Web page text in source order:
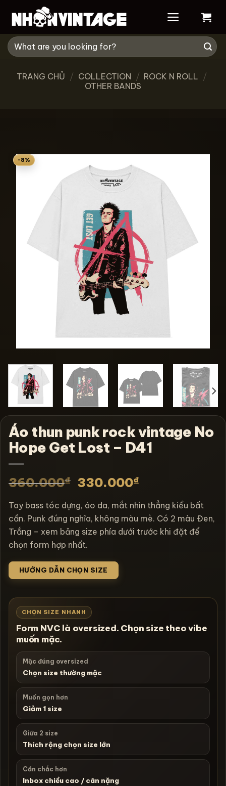
Tìm
kiếm:
TRANG CHỦ / COLLECTION / ROCK N ROLL /
OTHER BANDS
-8%
Áo thun punk rock vintage No
Hope Get Lost – D41
360.000₫ 330.000₫
Tay bass tóc dựng, áo da, mắt nhìn thẳng kiểu bất
cần. Punk đúng nghĩa, không màu mè. Có 2 màu Đen,
Trắng – xem bảng size phía dưới trước khi đặt để
chọn form hợp nhất.
HƯỚNG DẪN CHỌN SIZE
CHỌN SIZE NHANH
Form NVC là oversized. Chọn size theo vibe
muốn mặc.
Mặc đúng oversized
Chọn size thường mặc
Muốn gọn hơn
Giảm 1 size
Giữa 2 size
Thích rộng chọn size lớn
Cần chắc hơn
Inbox chiều cao / cân nặng